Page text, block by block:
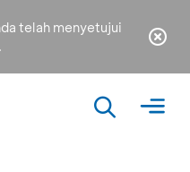
telah menyetujui